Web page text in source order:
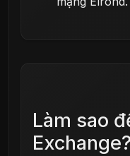
Làm sao
Exchange?